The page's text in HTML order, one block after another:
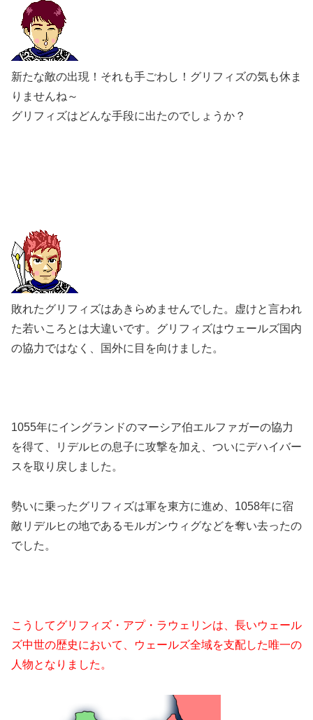
新たな敵の出現！それも手ごわし！グリフィズの気も休ま
りませんね～
グリフィズはどんな手段に出たのでしょうか？
敗れたグリフィズはあきらめませんでした。虚けと言われ
た若いころとは大違いです。グリフィズはウェールズ国内
の協力ではなく、国外に目を向けました。
1055年にイングランドのマーシア伯エルファガーの協力
を得て、リデルヒの息子に攻撃を加え、ついにデハイバー
スを取り戻しました。
勢いに乗ったグリフィズは軍を東方に進め、1058年に宿
敵リデルヒの地であるモルガンウィグなどを奪い去ったの
でした。
こうしてグリフィズ・アプ・ラウェリンは、長いウェール
ズ中世の歴史において、ウェールズ全域を支配した唯一の
人物となりました。